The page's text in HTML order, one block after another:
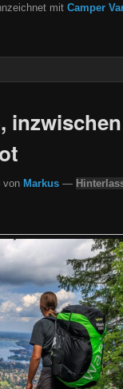
mit Camper
von Markus —